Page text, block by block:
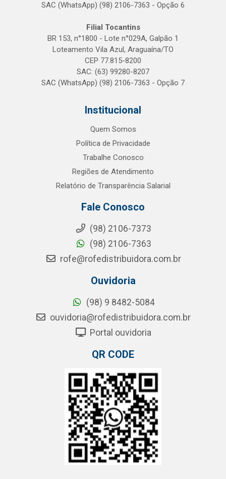
SAC (WhatsApp) (98) 2106-7363 - Opção 6
Filial Tocantins
BR 153, n°1800 - Lote n°029A, Galpão 1
Loteamento Vila Azul, Araguaína/TO
CEP 77.815-8200
SAC: (63) 99280-8207
SAC (WhatsApp) (98) 2106-7363 - Opção 7
Institucional
Quem Somos
Política de Privacidade
Trabalhe Conosco
Regiões de Atendimento
Relatório de Transparência Salarial
Fale Conosco
(98) 2106-7373
(98) 2106-7363
rofe@rofedistribuidora.com.br
Ouvidoria
(98) 9 8482-5084
ouvidoria@rofedistribuidora.com.br
Portal ouvidoria
QR CODE